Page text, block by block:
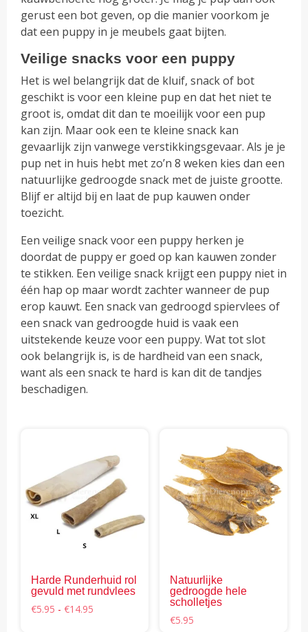
gerust een bot geven, op die manier voorkom je
dat een puppy in je meubels gaat bijten.
Veilige snacks voor een puppy
Het is wel belangrijk dat de kluif, snack of bot
geschikt is voor een kleine pup en dat het niet te
groot is, omdat dit dan te moeilijk voor een pup
kan zijn. Maar ook een te kleine snack kan
gevaarlijk zijn vanwege verstikkingsgevaar. Als je je
pup net in huis hebt met zo’n 8 weken kies dan een
natuurlijke gedroogde snack met de juiste grootte.
Blijf er altijd bij en laat de pup kauwen onder
toezicht.
Een veilige snack voor een puppy herken je
doordat de puppy er goed op kan kauwen zonder
te stikken. Een veilige snack krijgt een puppy niet in
één hap op maar wordt zachter wanneer de pup
erop kauwt. Een snack van gedroogd spiervlees of
een snack van gedroogde huid is vaak een
uitstekende keuze voor een puppy. Wat tot slot
ook belangrijk is, is de hardheid van een snack,
want als een snack te hard is kan dit de tandjes
beschadigen.
Harde Runderhuid rol
gevuld met rundvlees
€5.95 - €14.95
product
meerdere
variaties.
wordenNatuurlijke
gedroogde hele
scholletjes
€5.95